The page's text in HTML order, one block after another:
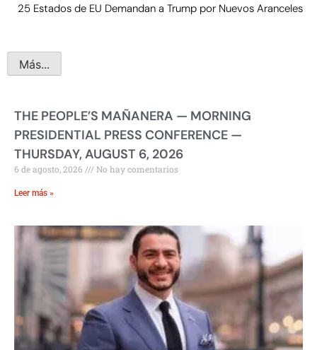
25 Estados de EU Demandan a Trump por Nuevos Aranceles
Más...
THE PEOPLE’S MAÑANERA — MORNING
PRESIDENTIAL PRESS CONFERENCE —
THURSDAY, AUGUST 6, 2026
6 de agosto, 2026 No hay comentarios
Leer más »